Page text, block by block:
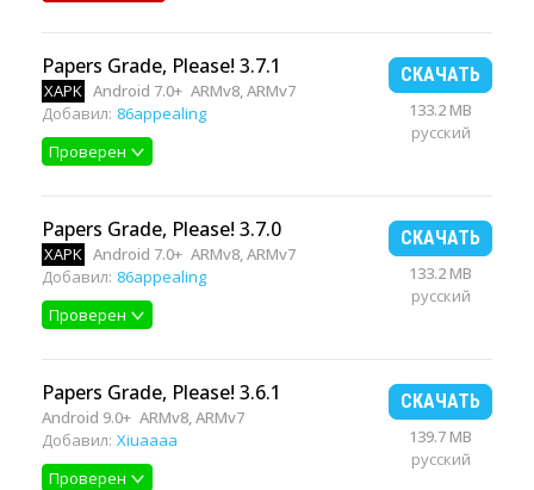
Papers Grade, Please! 3.7.1
XAPK Android 7.0+ ARMv8, ARMv7
Добавил: 86appealing
Проверен
СКАЧАТЬ
133.2 MB
русский
Papers Grade, Please! 3.7.0
XAPK Android 7.0+ ARMv8, ARMv7
Добавил: 86appealing
Проверен
СКАЧАТЬ
133.2 MB
русский
Papers Grade, Please! 3.6.1
Android 9.0+ ARMv8, ARMv7
Добавил: Xiuaaaa
Проверен
СКАЧАТЬ
139.7 MB
русский